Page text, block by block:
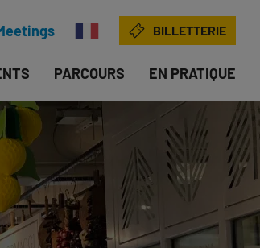
BILLETTERIE
PARCOURS EN PRATIQUE